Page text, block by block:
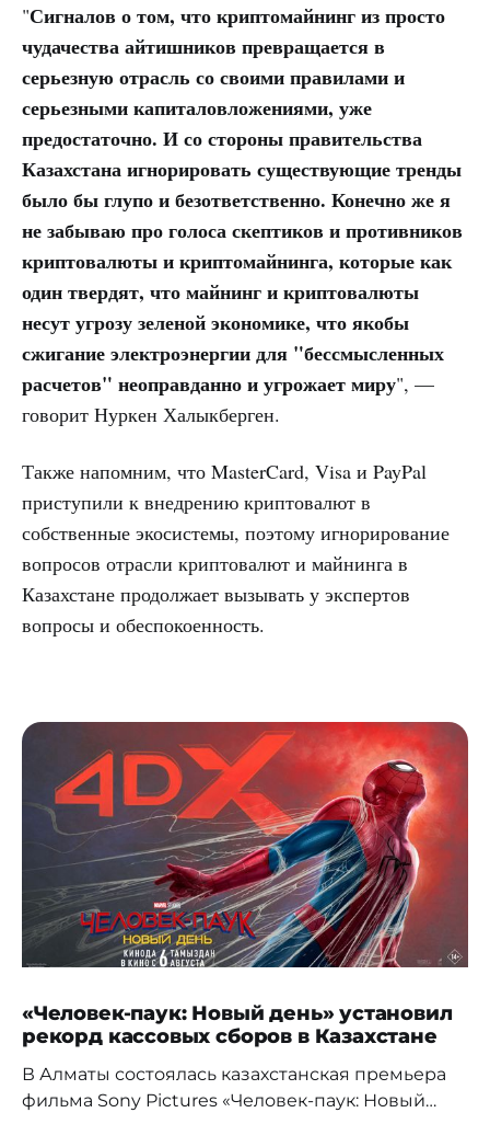
"Сигналов о том, что криптомайнинг из просто
чудачества айтишников превращается в
серьезную отрасль со своими правилами и
серьезными капиталовложениями, уже
предостаточно. И со стороны правительства
Казахстана игнорировать существующие тренды
было бы глупо и безответственно. Конечно же я
не забываю про голоса скептиков и противников
криптовалюты и криптомайнинга, которые как
один твердят, что майнинг и криптовалюты
несут угрозу зеленой экономике, что якобы
сжигание электроэнергии для "бессмысленных
расчетов" неоправданно и угрожает миру", —
говорит Нуркен Халыкберген.
Также напомним, что MasterCard, Visa и PayPal
приступили к внедрению криптовалют в
собственные экосистемы, поэтому игнорирование
вопросов отрасли криптовалют и майнинга в
Казахстане продолжает вызывать у экспертов
вопросы и обеспокоенность.
«Человек-паук: Новый день» установил
рекорд кассовых сборов в Казахстане
В Алматы состоялась казахстанская премьера
фильма Sony Pictures «Человек-паук: Новый